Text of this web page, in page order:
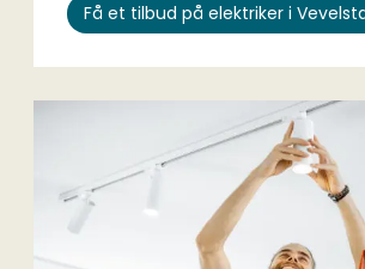
Få et tilbud på elektriker i